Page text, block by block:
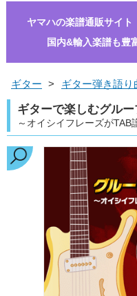
ヤマハの楽譜通販サイト
国内&輸入楽譜も豊
ギター > ギター弾き語り
ギターで楽しむグル
～オイシイフレーズがTAB